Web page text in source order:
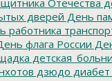
дверей День
работника
флага России
дзюдо диабет